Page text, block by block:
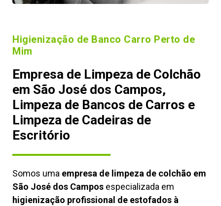
Higienização de Banco Carro Perto de
Mim
Empresa de Limpeza de Colchão
em São José dos Campos,
Limpeza de Bancos de Carros e
Limpeza de Cadeiras de
Escritório
Somos uma empresa de limpeza de colchão em
São José dos Campos especializada em
higienização profissional de estofados à